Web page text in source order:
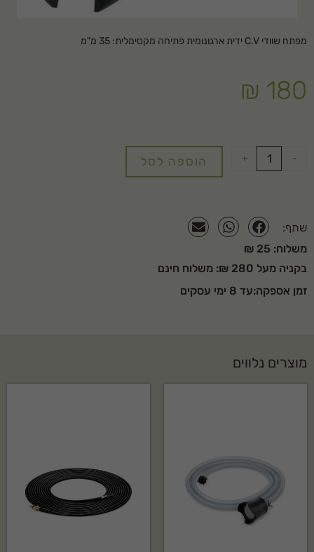
מפתח שוודי C.V ידית ארגונומית פתיחה מקסימלית: 35 מ"מ
₪ 180
-
+ הוספה לסל
שתף:
משלוח: 25 ₪
בקניה מעל 280 ₪: משלוח חינם
זמן אספקה:עד 8 ימי עסקים
מוצרים נלווים